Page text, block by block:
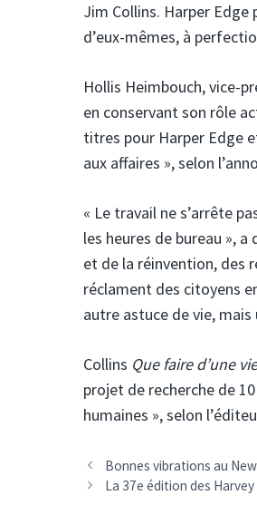
Jim Collins. Harper Edge
d’eux-mêmes, à
Hollis Heimbouch, vice-
en conservant son rôle
titres pour Harper Edge
aux affaires », selon
« Le travail ne s’arrête
les heures de bureau »,
et de la réinvention, des
réclament des citoyens
autre astuce de vie,
Collins Que faire d’une vie
projet de recherche de
humaines », selon
Bonnes vibrations au
La 37e édition des